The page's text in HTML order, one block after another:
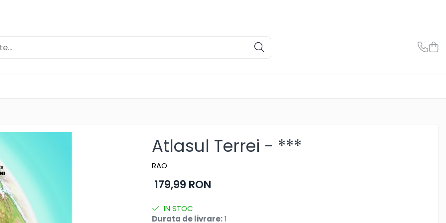
Atlasul Terrei - ***
RAO
179,99 RON
IN STOC
Durata de livrare:1